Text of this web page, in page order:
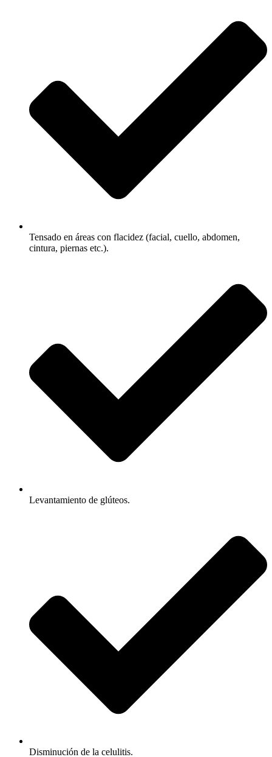
Tensado en áreas con flacidez (facial, cuello, abdomen,
cintura, piernas etc.).
Levantamiento de glúteos.
Disminución de la celulitis.